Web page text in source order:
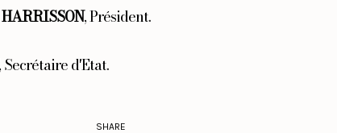
, Président.
Secrétaire d'Etat.
SHARE